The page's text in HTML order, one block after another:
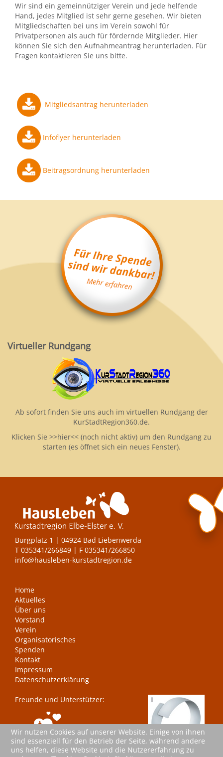
Wir sind ein gemeinnütziger Verein und jede helfende
Hand, jedes Mitglied ist sehr gerne gesehen. Wir bieten
Mitgliedschaften bei uns im Verein sowohl für
Privatpersonen als auch für fördernde Mitglieder. Hier
können Sie sich den Aufnahmeantrag herunterladen. Für
Fragen kontaktieren Sie uns bitte.
Mitgliedsantrag herunterladen
Infoflyer herunterladen
Beitragsordnung herunterladen
Virtueller Rundgang
Ab sofort finden Sie uns auch im virtuellen Rundgang der
KurStadtRegion360.de.
Klicken Sie >>hier<< (noch nicht aktiv) um den Rundgang zu
starten (es öffnet sich ein neues Fenster).
Burgplatz 1 | 04924 Bad Liebenwerda
T 035341/266849 | F 035341/266850
info@hausleben-kurstadtregion.de
Home
Aktuelles
Über uns
Vorstand
Verein
Organisatorisches
Spenden
Kontakt
Impressum
Datenschutzerklärung
Freunde und Unterstützer:
Wir nutzen Cookies auf unserer Website. Einige von ihnen
sind essenziell für den Betrieb der Seite, während andere
uns helfen, diese Website und die Nutzererfahrung zu